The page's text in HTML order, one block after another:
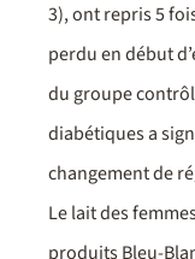
3), ont repris 5
perdu en début
du groupe
diabétiques a
changement de
Le lait des
produits Bleu-